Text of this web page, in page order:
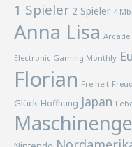
1 Spieler 2 Spieler 4
Anna Lisa Arcade
Electronic Gaming Monthly
Florian Freiheit
Glück Hoffnung Japan